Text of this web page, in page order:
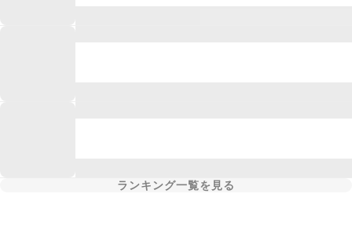
ランキング一覧を見る